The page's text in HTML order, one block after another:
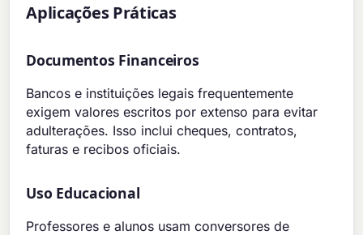
Aplicações Práticas
Documentos Financeiros
Bancos e instituições legais frequentemente
exigem valores escritos por extenso para evitar
adulterações. Isso inclui cheques, contratos,
faturas e recibos oficiais.
Uso Educacional
Professores e alunos usam conversores de